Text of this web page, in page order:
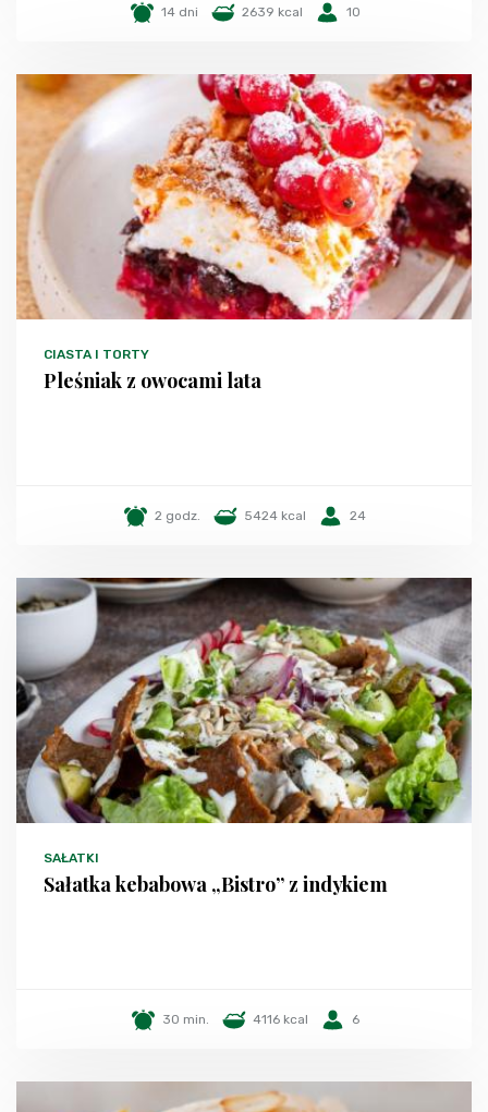
14 dni 2639 kcal 10
CIASTA I TORTY
Pleśniak z owocami lata
2 godz. 5424 kcal 24
SAŁATKI
Sałatka kebabowa „Bistro” z indykiem
30 min. 4116 kcal 6